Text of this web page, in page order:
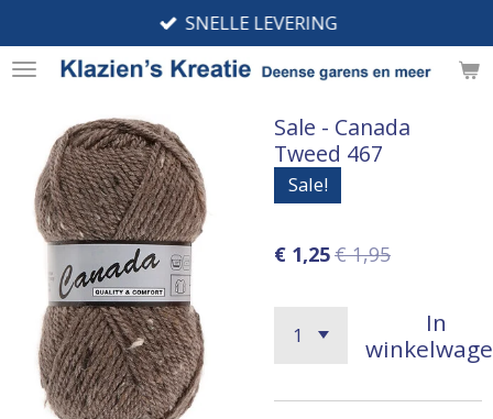
direct
naar
hoofdinhoud
SNELLE LEVERING
Sale - Canada
Tweed 467
Sale!
€ 1,25€ 1,95
In